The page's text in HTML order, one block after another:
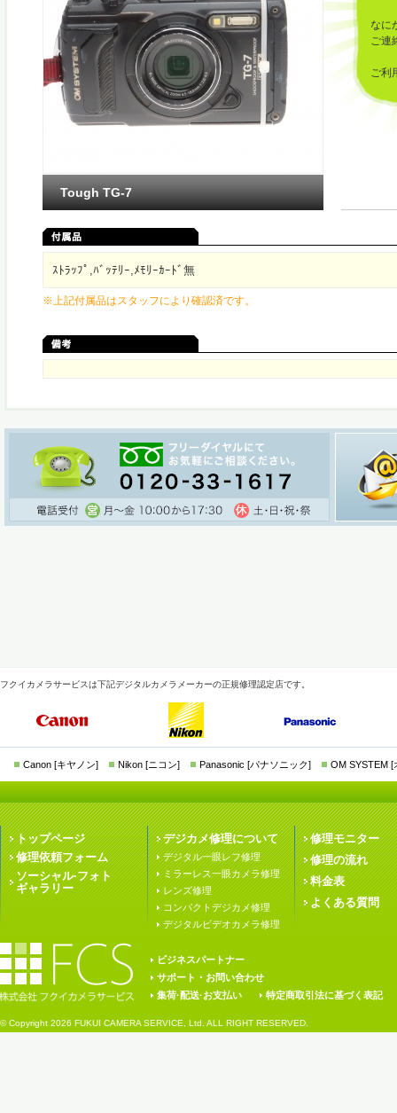
なに
ご連
ご利
Tough TG-7
ｽﾄﾗｯﾌﾟ,ﾊﾞｯﾃﾘｰ,ﾒﾓﾘｰｶｰﾄﾞ無
※上記付属品はスタッフにより確認済です。
フクイカメラサービスは下記デジタルカメラメーカーの正規修理認定店です。
Canon [キヤノン] Nikon [ニコン] Panasonic [パナソニック] OM SYSTEM [
トップページ
修理依頼フォーム
ソーシャル·フォト
ギャラリー
デジカメ修理について
デジタル一眼レフ修理
ミラーレス一眼カメラ修理
レンズ修理
コンパクトデジカメ修理
デジタルビデオカメラ修理
修理モニター
修理の流れ
料金表
よくある質問
ビジネスパートナー
サポート・お問い合わせ
集荷·配送·お支払い
特定商取引法に基づく表記
© Copyright 2026 FUKUI CAMERA SERVICE, Ltd. ALL RIGHT RESERVED.